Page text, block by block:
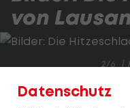
von
2/6
Das ÖFB-
Datenschutz